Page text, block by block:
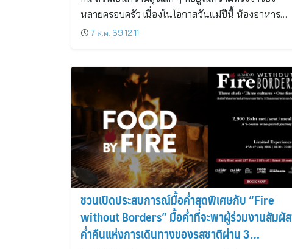
หลายครอบครัว เนื่องในโอกาสวันแม่ปีนี้ ห้องอาหาร…
7 ส.ค. 69 12:11
ชวนเปิดประสบการณ์มื้อค่ำสุดพิเศษกับ “Fire
without Borders” มื้อค่ำที่จะพาผู้ร่วมงานสัมผัส
ค่ำคืนแห่งการเดินทางของรสชาติผ่าน 3